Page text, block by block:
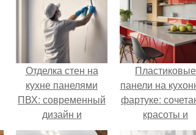
Отделка стен на
кухне панелями
ПВХ: современный
дизайн и
практичность
Пластиковые
панели на
фартуке:
красоты и
практичности